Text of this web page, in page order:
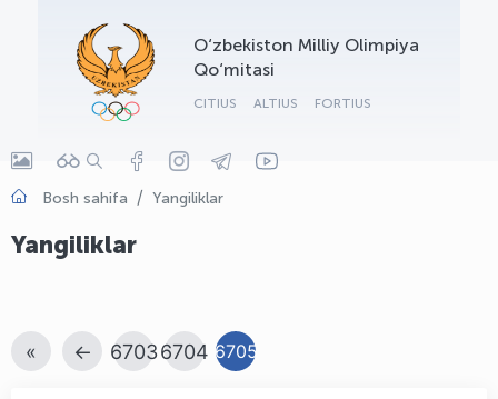
O‘zbekiston Milliy Olimpiya
Qo‘mitasi
CITIUS ALTIUS FORTIUS
Bosh sahifa Yangiliklar
Yangiliklar
« ← 67036704 6705
OLYMPCHIK AI - yordamchi
Onlayn · olympic.uz